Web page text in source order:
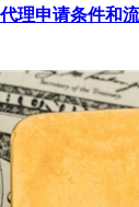
理申请条件和